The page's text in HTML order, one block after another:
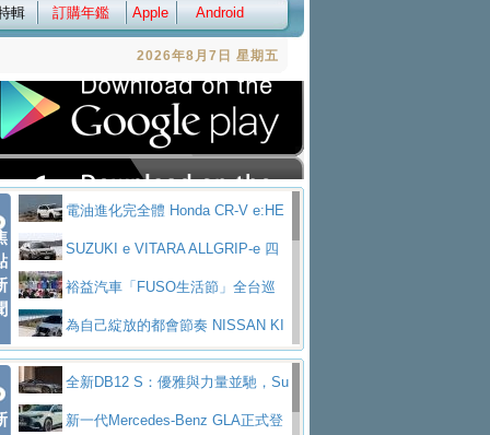
輯 訂購年鑑 Apple Android
2026年8月7日 星期五
電油進化完全體 Honda CR-V e:HE
V PrestigeSUZUKI e VITARA ALLGRIP-e 四
驅精神的純電新詮釋
裕益汽車「FUSO生活節」全台巡
迴 結合生活體驗、交通安全與購車優惠
為自己綻放的都會節奏 NISSAN KI
CKS SAKURA為品味獨具層峰買家打造的頂級座
駕，MAZDA CX-90 33T AWD Premium Ca
全新DB12 S：優雅與力量並馳，Su
per Tourer的顛峰之作
新一代Mercedes-Benz GLA正式登